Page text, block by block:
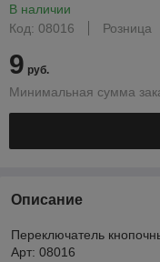
В наличии
Код: 08016
Розница
9 руб.
Минимальная сумма
Описание
Переключатель
Арт: 08016